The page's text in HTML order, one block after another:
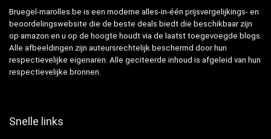
Bruegel-marolles.be is een moderne alles-in-één prijsvergelijkings- en
beoordelingswebsite die de beste deals biedt die beschikbaar zijn
op amazon en u op de hoogte houdt via de laatst toegevoegde blogs.
Alle afbeeldingen zijn auteursrechtelijk beschermd door hun
respectievelijke eigenaren. Alle geciteerde inhoud is afgeleid van hun
respectievelijke bronnen.
Snelle links